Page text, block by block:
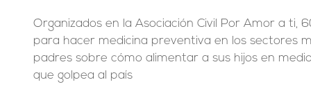
Organizados en la Asociación Civil Por Amor a ti,
para hacer medicina preventiva en los sectores
padres sobre cómo alimentar a sus hijos en
que golpea al país